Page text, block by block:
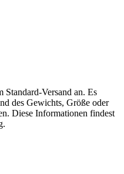
Versand an. Es
des Gewichts, Größe oder
Diese Informationen findest